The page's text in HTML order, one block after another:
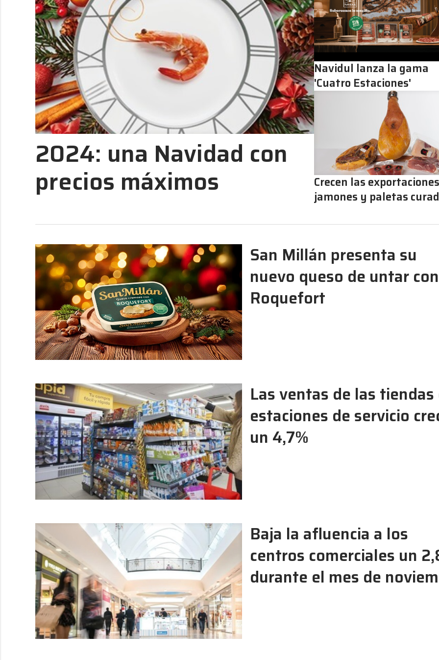
2024: una Navidad con
precios máximos
Navidul lanza la gama
'Cuatro Estaciones'
Crecen las
jamones y paletas
San Millán presenta su
nuevo queso de untar con
Roquefort
Las ventas de las tiendas
estaciones de servicio
un 4,7%
Baja la afluencia a los
centros comerciales un
durante el mes de